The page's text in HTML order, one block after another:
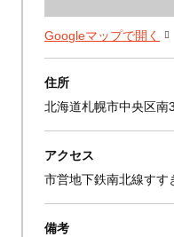
Googleマップで開く
住所
北海道札幌市中央区南
アクセス
市営地下鉄南北線す
備考